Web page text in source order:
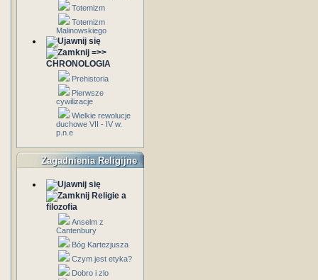
Totemizm
Totemizm
Malinowskiego
=>>
CHRONOLOGIA
Prehistoria
Pierwsze
cywilizacje
Wielkie rewolucje
duchowe VII - IV w.
p.n.e
Zagadnienia Religijne
Religie a
filozofia
Anselm z
Cantenbury
Bóg Kartezjusza
Czym jest etyka?
Dobro i zlo